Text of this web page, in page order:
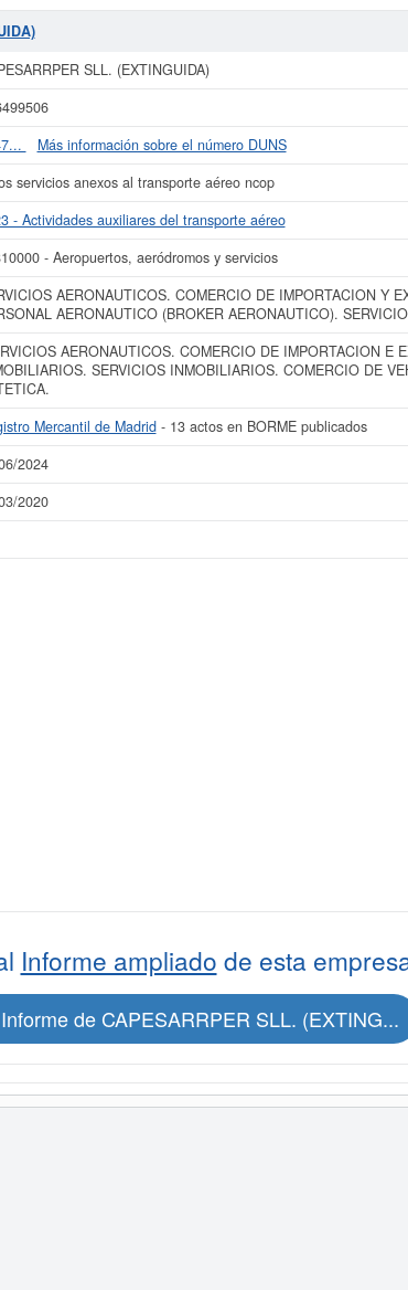
encuentra en la clasificación SIC correspondiente a la
total de 23 consultas. La última visualización es del 06/03/
a cuales desde aquí. Su capital se sitúa alrededor de
sobre esta empresa es de 13 y figura en el Registro Mercantil
CAPESARRPER SLL. (EXTINGUIDA) puede
los resultados de sus años de actividad, así como los
disponibles.
del informe de empresa se ha realizado el 13/06/2024.
SLL. (EXTINGUIDA)
Más información sobre el número DUNS
servicios anexos al transporte aéreo ncop
- Actividades auxiliares del transporte aéreo
- Aeropuertos, aeródromos y servicios
AERONAUTICOS. COMERCIO DE IMPORTACION Y
AERONAUTICO (BROKER AERONAUTICO).
AERONAUTICOS. COMERCIO DE IMPORTACION E
SERVICIOS INMOBILIARIOS. COMERCIO DE
Mercantil de Madrid- 13 actos en BORME publicados
2024
2020
Informe ampliado de esta
de CAPESARRPER SLL. (EXTING...